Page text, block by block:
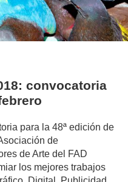
convocatoria
para la 48ª edición de
de
de Arte del FAD
los mejores trabajos